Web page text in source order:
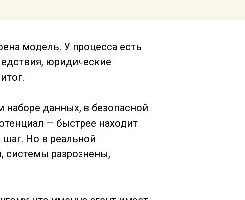
модель. У процесса есть
юридические
наборе данных, в безопасной
— быстрее находит
шаг. Но в реальной
системы разрознены,